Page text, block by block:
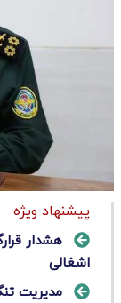
پیشنهاد ویژه
هشدار
اشغالی
مدیریت